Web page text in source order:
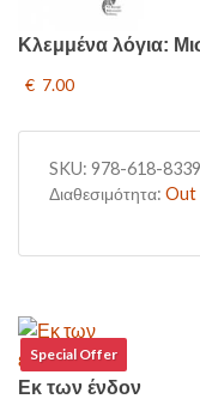
Κλεμμένα λόγια:
€ 7.00
SKU: 978-618-
Διαθεσιμότητα: Out
Special Offer
Εκ των ένδον